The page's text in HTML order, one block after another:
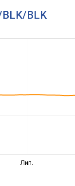
BLK/BLK
Лип.